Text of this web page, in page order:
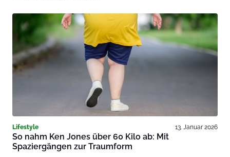
Lifestyle 13. Januar 2026
So nahm Ken Jones über 60 Kilo ab: Mit
Spaziergängen zur Traumform